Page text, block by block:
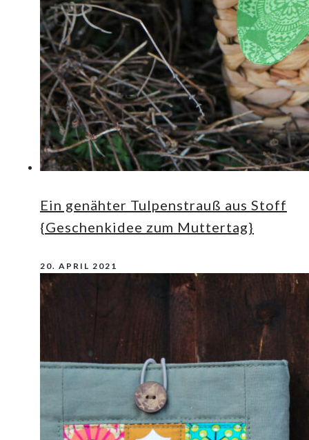
Ein genähter Tulpenstrauß aus Stoff
{Geschenkidee zum Muttertag}
20. APRIL 2021